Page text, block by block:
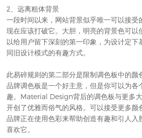
2、远离粗体背景
一段时间以来，网站背景似乎唯一可以接受
现在应该打破它。大胆，明亮的背景色可以
以给用户留下深刻的第一印象，为设计定下
同旧设计模式的有趣方式。
此易碎规则的第二部分是限制调色板中的颜
品牌调色板是一个好主意，但是你可以为各
趣。 Material Design背后的调色板与更多
开创了优雅而俗气的风格。可以接受更多颜
品牌正在使用色彩来帮助创造有趣和引人入
喜欢它。